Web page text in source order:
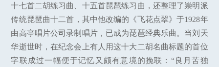
十七首二胡练习曲、十五首琵琶练习曲，还整理了崇明派
传统琵琶曲十二首，其中他改编的《飞花点翠》于1928年
由高亭唱片公司录制唱片，已成为琵琶经典乐曲。当刘天
华逝世时，在纪念会上有人用这十大二胡名曲标题的首位
字联成过一幅便于记忆又颇有意境的挽联：“良月苦独